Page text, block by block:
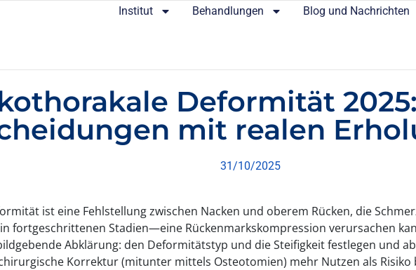
Institut Behandlungen Blog und Nachrichten
Deformität
mit realen
31/10/2025
ist eine Fehlstellung zwischen Nacken und oberem Rücken, die
fortgeschrittenen Stadien—eine Rückenmarkskompression verursachen
Abklärung: den Deformitätstyp und die Steifigkeit festlegen und
Korrektur (mitunter mittels Osteotomien) mehr Nutzen als